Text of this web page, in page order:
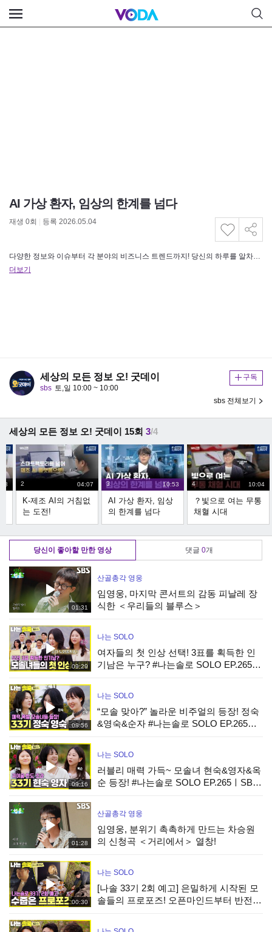
AI 가상 환자, 임상의 한계를 넘다
재생 0회 등록 2026.05.04
다양한 정보와 이슈부터 각 분야의 비즈니스 트렌드까지! 당신의 하루를 알차게 바꿔드립니다.
더보기
세상의 모든 정보 오! 굿데이
sbs 토,일 10:00 ~ 10:00
구독
sbs 전체보기
세상의 모든 정보 오! 굿데이 15회 3/4
2 04:07
K-제조 AI의 거침없
는 도전!
3 10:53
AI 가상 환자, 임상
의 한계를 넘다
4 10:04
？빛으로 여는 무통
채혈 시대
당신이 좋아할 만한 영상 댓글 0개
01:31
산골총각 영웅
임영웅, 마지막 콘서트의 감동 피날레 장
식한 ＜우리들의 블루스＞
09:29
나는 SOLO
여자들의 첫 인상 선택! 3표를 획득한 인
기남은 누구? #나는솔로 SOLO EP.265ㅣ
08:56
나는 SOLO
“모솔 맞아?” 놀라운 비주얼의 등장! 정숙
&영숙&순자 #나는솔로 SOLO EP.265ㅣ
09:16
나는 SOLO
러블리 매력 가득~ 모솔녀 현숙&영자&옥
순 등장! #나는솔로 SOLO EP.265ㅣSBS
01:28
산골총각 영웅
임영웅, 분위기 촉촉하게 만드는 차승원
의 신청곡 ＜거리에서＞ 열창!
00:30
나는 SOLO
[나솔 33기 2회 예고] 은밀하게 시작된 모
솔들의 프로포즈! 오픈마인드부터 반전